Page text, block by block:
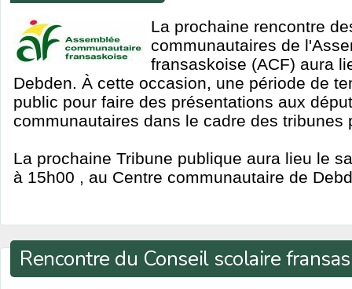
La prochaine rencontre
communautaires de
fransaskoise (ACF) aura
Debden. À cette occasion, une période de
public pour faire des présentations aux
communautaires dans le cadre des tribunes
La prochaine Tribune publique aura lieu le
à 15h00 , au Centre communautaire de
Rencontre du Conseil scolaire